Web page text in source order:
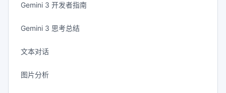
Gemini 3 开发者指南
Gemini 3 思考总结
文本对话
图片分析